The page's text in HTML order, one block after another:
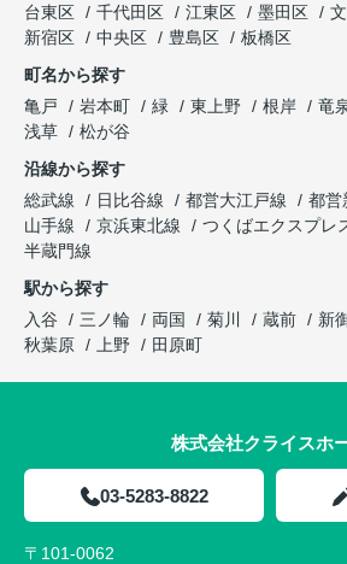
台東区
千代田区 江東区 墨田区
新宿区
中央区 豊島区
板橋区
町名から探す
亀戸
岩本町 緑 東上野 根岸 竜
浅草
松が谷
沿線から探す
総武線
日比谷線 都営大江戸線 都営
山手線
京浜東北線 つくばエクスプレ
半蔵門線
駅から探す
入谷
三ノ輪 両国 菊川 蔵前 新
秋葉原
上野 田原町
株式会社クライスホ
03-5283-8822
〒101-0062